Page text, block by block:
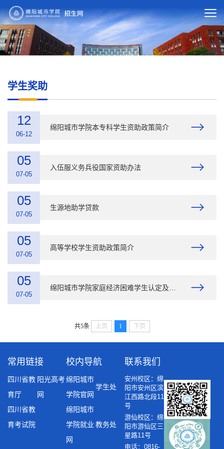
学生奖助
12
06-12
绵阳城市学院本专科学生资助政策简介
05
07-05
入伍服义务兵役国家资助办法
05
07-05
生源地助学贷款
05
07-05
高等学校学生资助政策简介
05
07-05
共5条 上页 1 下页
常用链接
四川省教
育厅
阳光高考
网
四川省教
育考试院
校内导航
绵阳城市
学院官网
学生处
绵阳城市
学院就业
网
教务处
联系我们
安州校区：绵
阳市安州区滨
江西路北段11
号
游仙校区：绵
阳市游仙区三
星路11号
电话：0816-